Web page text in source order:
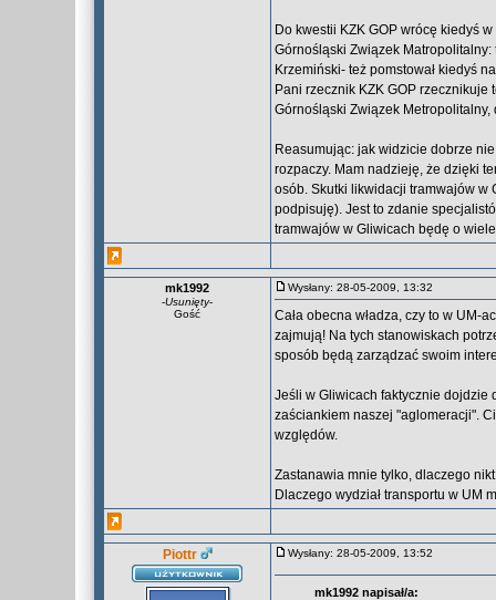
Do kwestii KZK GOP wrócę kiedyś
Górnośląski Związek
Krzemiński- też pomstował kiedyś
Pani rzecznik KZK GOP
Górnośląski Związek
Reasumując: jak widzicie dobrze
rozpaczy. Mam nadzieję, że dzięki
osób. Skutki likwidacji tramwajów w
podpisuję). Jest to zdanie
tramwajów w Gliwicach będę o
mk1992
-Usunięty-
Gość
Wysłany: 28-05-2009, 13:32
Cała obecna władza, czy to w UM-
zajmują! Na tych stanowiskach
sposób będą zarządzać swoim
Jeśli w Gliwicach faktycznie dojdzie
zaściankiem naszej "aglomeracji".
względów.
Zastanawia mnie tylko, dlaczego
Dlaczego wydział transportu w UM
Piottr Wysłany: 28-05-2009, 13:52
mk1992 napisał/a: